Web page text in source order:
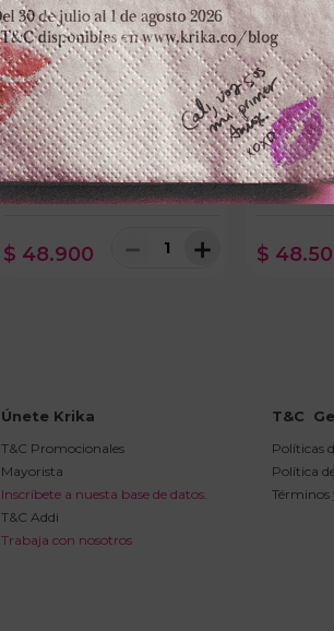
LA POCION
SHAMPOO POCIONx450ml
CRECIMIENTO
$ 48.900 ＋
－
ON
$ 48.
Únete Krika
T&C Promocionales
Mayorista
Inscríbete a nuesta base de datos.
T&C Addi
Trabaja con nosotros
T&C
Políticas
Política
Términos